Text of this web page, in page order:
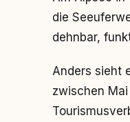
die
dehnbar,
Anders sieht
zwischen